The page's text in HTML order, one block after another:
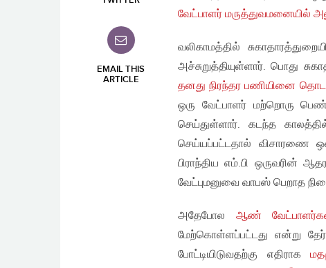
EMAIL THIS
ARTICLE
வேட்பாளர் மருத்துவமனையில்
வலிகாமத்தில்
அச்சுறுத்தியுள்ளார். பொது
தனது நிரந்தர பணியினை
ஒரு வேட்பாளர் மற்றொரு பெண்
செய்துள்ளார். கடந்த
செய்யப்பட்டதால் விசாரணை
பிராந்திய எம்.பி ஒருவரின்
வேட்புமனுவை வாபஸ் பெறாத
அதேபோல ஆண்
மேற்கொள்ளப்பட்டது என்று
போட்டியிடுவதற்கு எதிராக